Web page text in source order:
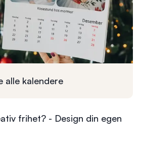
alle kalendere
frihet? - Design din egen